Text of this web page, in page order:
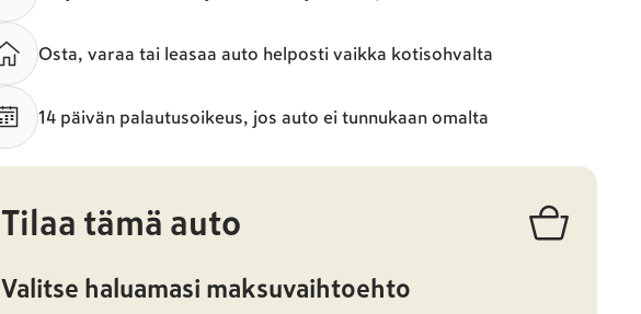
Osta, varaa tai leasaa auto helposti vaikka kotisohvalta
14 päivän palautusoikeus, jos auto ei tunnukaan omalta
Tilaa tämä auto
Valitse haluamasi maksuvaihtoehto